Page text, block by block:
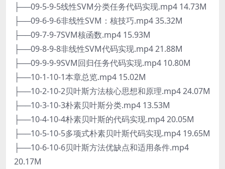
├──09-5-9-5线性SVM分类任务代码实现.mp4 14.73M
├──09-6-9-6非线性SVM：核技巧.mp4 35.32M
├──09-7-9-7SVM核函数.mp4 15.93M
├──09-8-9-8非线性SVM代码实现.mp4 21.88M
├──09-9-9-9SVM回归任务代码实现.mp4 10.80M
├──10-1-10-1本章总览.mp4 15.02M
├──10-2-10-2贝叶斯方法核心思想和原理.mp4 24.07M
├──10-3-10-3朴素贝叶斯分类.mp4 13.53M
├──10-4-10-4朴素贝叶斯的代码实现.mp4 20.05M
├──10-5-10-5多项式朴素贝叶斯代码实现.mp4 19.65M
├──10-6-10-6贝叶斯方法优缺点和适用条件.mp4
20.17M